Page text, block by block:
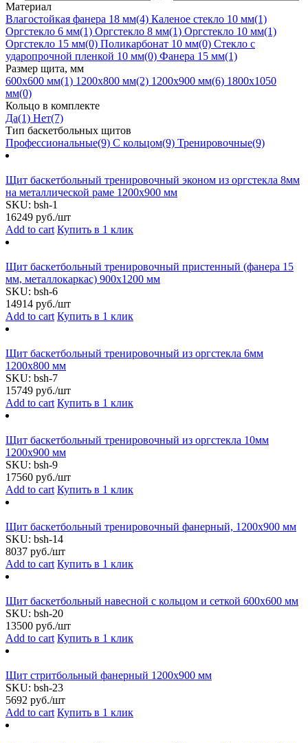
Материал
Влагостойкая фанера 18 мм(4) Каленое стекло 10 мм(1)
Оргстекло 6 мм(1) Оргстекло 8 мм(1) Оргстекло 10 мм(1)
Оргстекло 15 мм(0) Поликарбонат 10 мм(0) Стекло с
ударопрочной пленкой 10 мм(0) Фанера 15 мм(1)
Размер щита, мм
600х600 мм(1) 1200х800 мм(2) 1200х900 мм(6) 1800х1050
мм(0)
Кольцо в комплекте
Да(1) Нет(7)
Тип баскетбольных щитов
Профессиональные(9) С кольцом(9) Тренировочные(9)
Щит баскетбольный тренировочный эконом из оргстекла 8мм
на металлической раме 1200х900 мм
SKU: bsh-1
16249 руб./шт
Add to cart Купить в 1 клик
Щит баскетбольный тренировочный пристенный (фанера 15
мм, металлокаркас) 900х1200 мм
SKU: bsh-6
14914 руб./шт
Add to cart Купить в 1 клик
Щит баскетбольный тренировочный из оргстекла 6мм
1200x800 мм
SKU: bsh-7
15749 руб./шт
Add to cart Купить в 1 клик
Щит баскетбольный тренировочный из оргстекла 10мм
1200x900 мм
SKU: bsh-9
17560 руб./шт
Add to cart Купить в 1 клик
Щит баскетбольный тренировочный фанерный, 1200х900 мм
SKU: bsh-14
8037 руб./шт
Add to cart Купить в 1 клик
Щит баскетбольный навесной с кольцом и сеткой 600x600 мм
SKU: bsh-20
13500 руб./шт
Add to cart Купить в 1 клик
Щит стритбольный фанерный 1200x900 мм
SKU: bsh-23
5692 руб./шт
Add to cart Купить в 1 клик